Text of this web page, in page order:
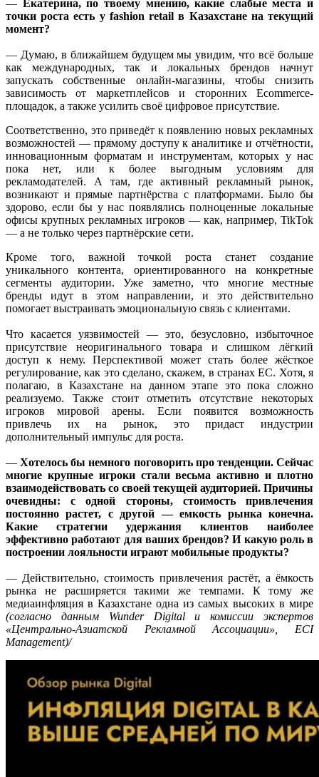
—
Екатерина, по твоему мнению, какие слабые места и
точки роста есть у fashion retail в Казахстане на текущий
момент?
— Думаю, в ближайшем будущем мы увидим, что всё больше
как международных, так и локальных брендов начнут
запускать собственные онлайн-магазины, чтобы снизить
зависимость от маркетплейсов и сторонних Ecommerce-
площадок, а также усилить своё цифровое присутствие.
Соответственно, это приведёт к появлению новых рекламных
возможностей — прямому доступу к аналитике и отчётности,
инновационным форматам и инструментам, которых у нас
пока нет, или к более выгодным условиям для
рекламодателей. А там, где активный рекламный рынок,
возникают и прямые партнёрства с платформами. Было бы
здорово, если бы у нас появлялись полноценные локальные
офисы крупных рекламных игроков — как, например, TikTok
— а не только через партнёрские сети.
Кроме того, важной точкой роста станет создание
уникального контента, ориентированного на конкретные
сегменты аудитории. Уже заметно, что многие местные
бренды идут в этом направлении, и это действительно
помогает выстраивать эмоциональную связь с клиентами.
Что касается уязвимостей — это, безусловно, избыточное
присутствие неоригинального товара и слишком лёгкий
доступ к нему. Перспективой может стать более жёсткое
регулирование, как это сделано, скажем, в странах ЕС. Хотя, я
полагаю, в Казахстане на данном этапе это пока сложно
реализуемо. Также стоит отметить отсутствие некоторых
игроков мировой арены. Если появится возможность
привлечь их на рынок, это придаст индустрии
дополнительный импульс для роста.
—Хотелось бы немного поговорить про тенденции. Сейчас
многие крупные игроки стали весьма активно и плотно
взаимодействовать со своей текущей аудиторией. Причины
очевидны: с одной стороны, стоимость привлечения
постоянно растет, с другой — емкость рынка конечна.
Какие стратегии удержания клиентов наиболее
эффективно работают для ваших брендов? И какую роль в
построении лояльности играют мобильные продукты?
— Действительно, стоимость привлечения растёт, а ёмкость
рынка не расширяется такими же темпами. К тому же
медиаинфляция в Казахстане одна из самых высоких в мире
(согласно данным Wunder Digital и комиссии экспертов
«Центрально-Азиатской Рекламной Ассоциации», ECI
Management)/